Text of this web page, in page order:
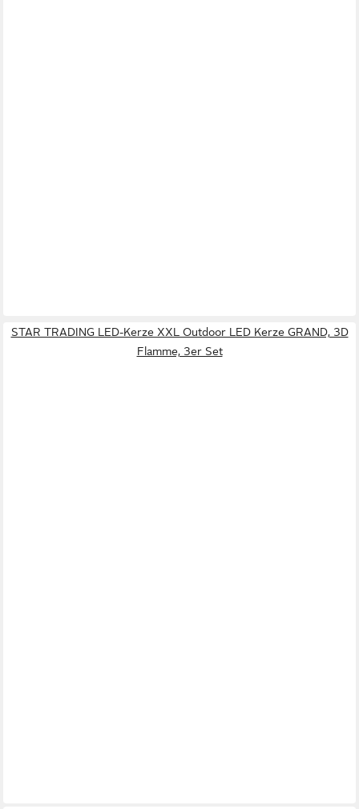
STAR TRADING LED-Kerze XXL Outdoor LED Kerze GRAND, 3D
Flamme, 3er Set